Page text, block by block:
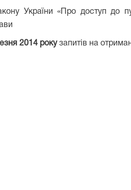
України «Про доступ до
2014 рокузапитів на